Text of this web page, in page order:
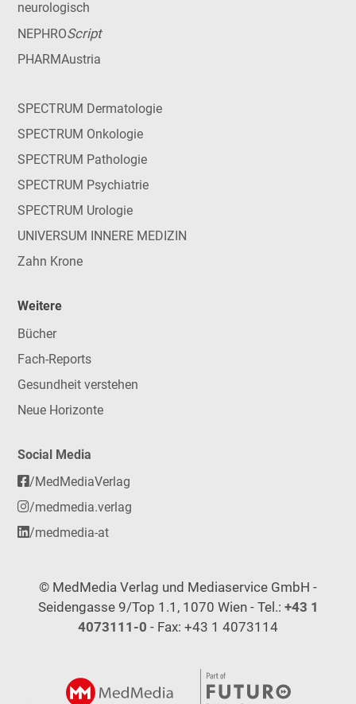
neurologisch
NEPHROScript
PHARMAustria
SPECTRUM Dermatologie
SPECTRUM Onkologie
SPECTRUM Pathologie
SPECTRUM Psychiatrie
SPECTRUM Urologie
UNIVERSUM INNERE MEDIZIN
Zahn Krone
Weitere
Bücher
Fach-Reports
Gesundheit verstehen
Neue Horizonte
Social Media
/MedMediaVerlag
/medmedia.verlag
/medmedia-at
© MedMedia Verlag und Mediaservice GmbH -
Seidengasse 9/Top 1.1, 1070 Wien - Tel.: +43 1
4073111-0 - Fax: +43 1 4073114